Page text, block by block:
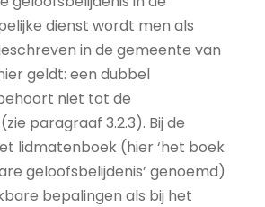
dienst wordt men als
in de gemeente van
geldt: een dubbel
niet tot de
paragraaf 3.2.3). Bij de
lidmatenboek (hier ‘het boek
geloofsbelijdenis’ genoemd)
bepalingen als bij het